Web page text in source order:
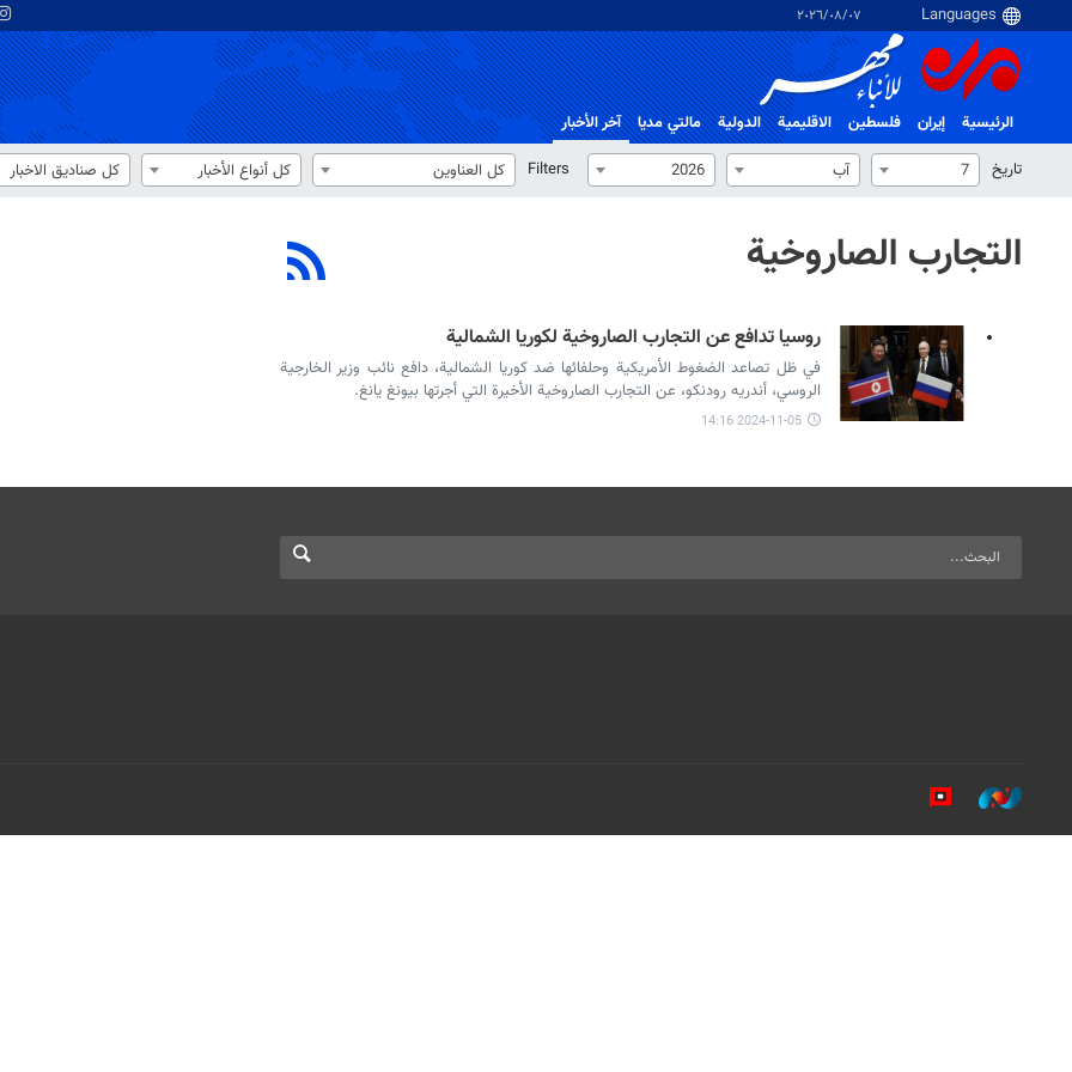
٠٧‏/٠٨‏/٢٠٢٦
الرئيسية إيران فلسطین الاقلیمیة الدولية مالتي مدیا
آخر الأخبار
تاریخ
7 آب 2026
Filters كل العناوين كل أنواع الأخبار كل صناديق الاخبار
التجارب الصاروخية
روسيا تدافع عن التجارب الصاروخية لكوريا الشمالية
في ظل تصاعد الضغوط الأمريكية وحلفائها ضد كوريا الشمالية، دافع نائب وزير الخارجية
الروسي، أندريه رودنكو، عن التجارب الصاروخية الأخيرة التي أجرتها بيونغ يانغ.
2024-11-05 14:16